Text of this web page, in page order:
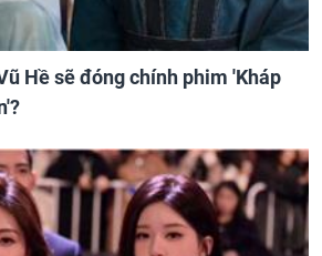
Hề sẽ đóng chính phim 'Kháp